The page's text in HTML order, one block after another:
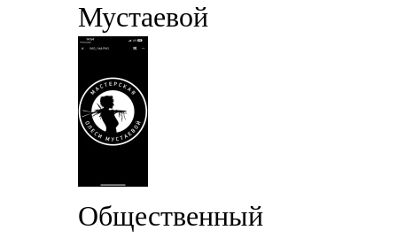
Мустаевой
Общественный